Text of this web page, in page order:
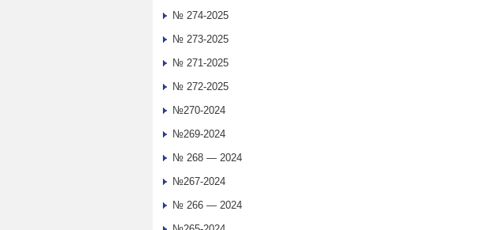
№ 274-2025
№ 273-2025
№ 271-2025
№ 272-2025
№270-2024
№269-2024
№ 268 — 2024
№267-2024
№ 266 — 2024